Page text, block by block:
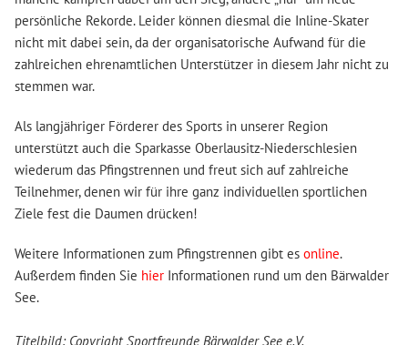
persönliche Rekorde. Leider können diesmal die Inline-Skater
nicht mit dabei sein, da der organisatorische Aufwand für die
zahlreichen ehrenamtlichen Unterstützer in diesem Jahr nicht zu
stemmen war.
Als langjähriger Förderer des Sports in unserer Region
unterstützt auch die Sparkasse Oberlausitz-Niederschlesien
wiederum das Pfingstrennen und freut sich auf zahlreiche
Teilnehmer, denen wir für ihre ganz individuellen sportlichen
Ziele fest die Daumen drücken!
Weitere Informationen zum Pfingstrennen gibt es online.
Außerdem finden Sie hier Informationen rund um den Bärwalder
See.
Titelbild: Copyright Sportfreunde Bärwalder See e.V.